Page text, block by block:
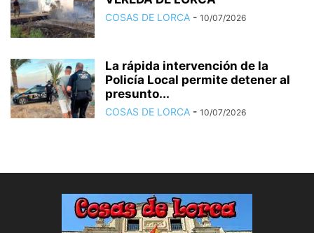
COSAS DE LORCA - 10/07/2026
La rápida intervención de la
Policía Local permite detener al
presunto...
COSAS DE LORCA - 10/07/2026